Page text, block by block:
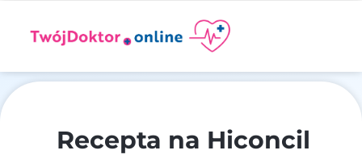
Recepta na Hiconcil